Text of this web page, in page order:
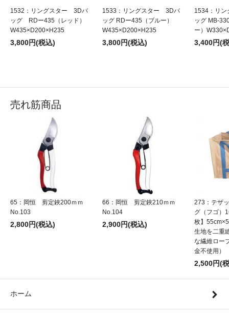
1532：リングスター 3Dバ
ッグ RDー435（レッド）
W435×D200×H235
3,800円(税込)
1533：リングスター 3Dバ
ッグ RDー435（ブルー）
W435×D200×H235
3,800円(税込)
1534：リ
ッグ MB-
ー）
3,400円(
売れ筋商品
65：岡恒 剪定鋏200ｍｍ
No.103
2,800円(税込)
66：岡恒 剪定鋏210ｍｍ
No.104
2,900円(税込)
273：テザ
グ（フゴ）
枚】
生地を二重
な繊維ロー
金不使用）
2,500円(
ホーム